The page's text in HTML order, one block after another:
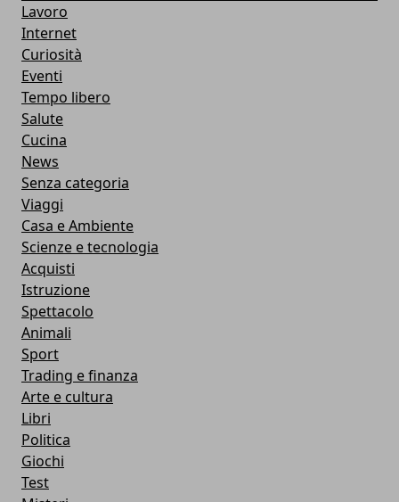
Lavoro
Internet
Curiosità
Eventi
Tempo libero
Salute
Cucina
News
Senza categoria
Viaggi
Casa e Ambiente
Scienze e tecnologia
Acquisti
Istruzione
Spettacolo
Animali
Sport
Trading e finanza
Arte e cultura
Libri
Politica
Giochi
Test